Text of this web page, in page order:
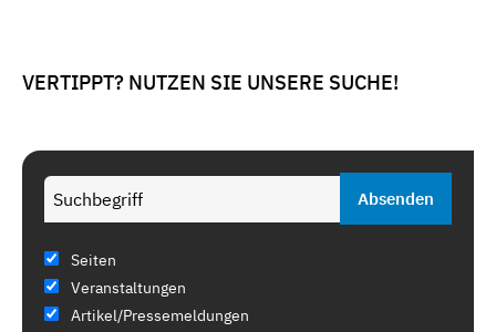
VERTIPPT? NUTZEN SIE UNSERE SUCHE!
Seiten
Veranstaltungen
Artikel/Pressemeldungen